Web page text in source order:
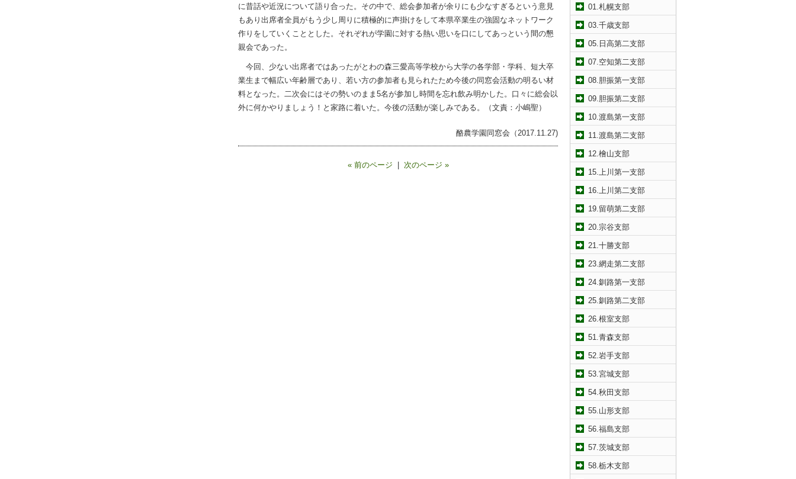
に昔話や近況について語り合った。その中で、総会参加者が余りにも少なすぎるという意見
もあり出席者全員がもう少し周りに積極的に声掛けをして本県卒業生の強固なネットワーク
作りをしていくこととした。それぞれが学園に対する熱い思いを口にしてあっという間の懇
親会であった。
今回、少ない出席者ではあったがとわの森三愛高等学校から大学の各学部・学科、短大卒
業生まで幅広い年齢層であり、若い方の参加者も見られたため今後の同窓会活動の明るい材
料となった。二次会にはその勢いのまま5名が参加し時間を忘れ飲み明かした。口々に総会以
外に何かやりましょう！と家路に着いた。今後の活動が楽しみである。（文責：小嶋聖）
酪農学園同窓会（2017.11.27)
« 前のページ 次のページ »
01.札幌支部
03.千歳支部
05.日高第二支部
07.空知第二支部
08.胆振第一支部
09.胆振第二支部
10.渡島第一支部
11.渡島第二支部
12.檜山支部
15.上川第一支部
16.上川第二支部
19.留萌第二支部
20.宗谷支部
21.十勝支部
23.網走第二支部
24.釧路第一支部
25.釧路第二支部
26.根室支部
51.青森支部
52.岩手支部
53.宮城支部
54.秋田支部
55.山形支部
56.福島支部
57.茨城支部
58.栃木支部